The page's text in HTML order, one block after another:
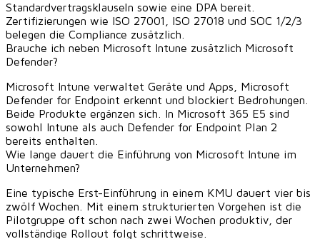
Standardvertragsklauseln sowie eine DPA bereit.
Zertifizierungen wie ISO 27001, ISO 27018 und SOC 1/2/3
belegen die Compliance zusätzlich.
Brauche ich neben Microsoft Intune zusätzlich Microsoft
Defender?
Microsoft Intune verwaltet Geräte und Apps, Microsoft
Defender for Endpoint erkennt und blockiert Bedrohungen.
Beide Produkte ergänzen sich. In Microsoft 365 E5 sind
sowohl Intune als auch Defender for Endpoint Plan 2
bereits enthalten.
Wie lange dauert die Einführung von Microsoft Intune im
Unternehmen?
Eine typische Erst-Einführung in einem KMU dauert vier bis
zwölf Wochen. Mit einem strukturierten Vorgehen ist die
Pilotgruppe oft schon nach zwei Wochen produktiv, der
vollständige Rollout folgt schrittweise.